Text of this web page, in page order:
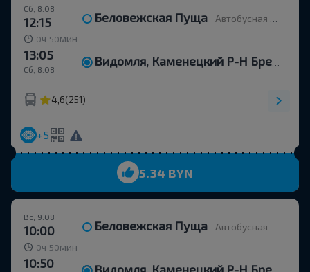
Сб, 8.08
12:15 Беловежская Пуща Автобусная остановка
0ч 50 мин
Сб, 8.08
13:05
4,6(251)
+5
5.34 BYN
Вс, 9.08
10:00 Беловежская Пуща Автобусная остановка
0ч 50 мин
10:50